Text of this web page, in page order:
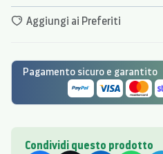
Aggiungi ai Preferiti
Pagamento sicuro e garantito
Condividi questo prodotto